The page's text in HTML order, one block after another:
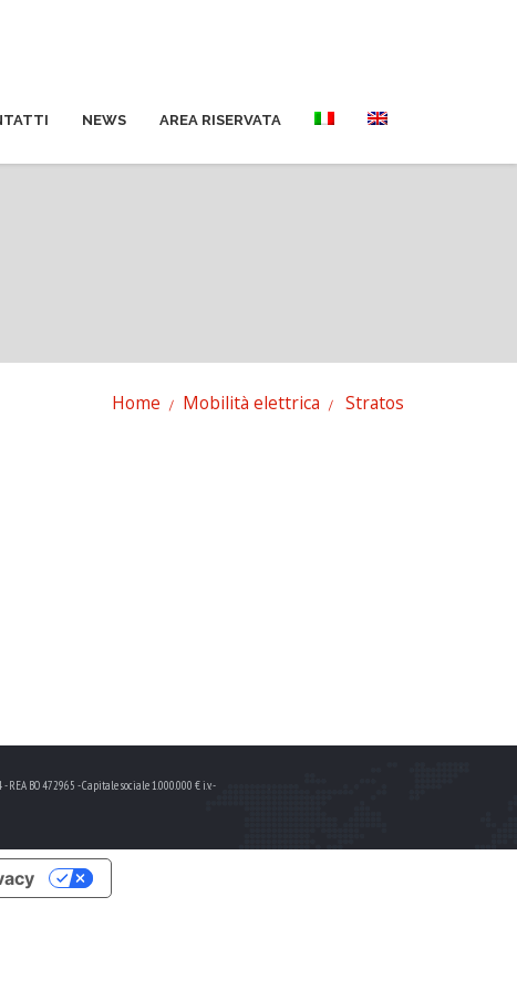
NEWS AREA RISERVATA
Home Mobilità elettrica Stratos
BO 472965 - Capitale sociale 1.000.000 € i.v. -